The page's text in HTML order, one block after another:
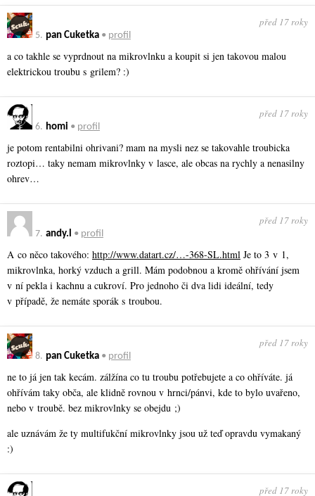
5. pan Cuketka • profil
před 17 roky
a co takhle se vyprdnout na mikrovlnku a koupit si jen takovou malou
elektrickou troubu s grilem? :)
6. homi • profil
před 17 roky
je potom rentabilni ohrivani? mam na mysli nez se takovahle troubicka
roztopi… taky nemam mikrovlnky v lasce, ale obcas na rychly a nenasilny
ohrev…
7. andy.l • profil
před 17 roky
A co něco takového: http://www.datart.cz/…-368-SL.html Je to 3 v 1,
mikrovlnka, horký vzduch a grill. Mám podobnou a kromě ohřívání jsem
v ní pekla i kachnu a cukroví. Pro jednoho či dva lidi ideální, tedy
v případě, že nemáte sporák s troubou.
8. pan Cuketka • profil
před 17 roky
ne to já jen tak kecám. zálžína co tu troubu potřebujete a co ohříváte. já
ohřívám taky obča, ale klidně rovnou v hrnci/pánvi, kde to bylo uvařeno,
nebo v troubě. bez mikrovlnky se obejdu ;)
ale uznávám že ty multifukční mikrovlnky jsou už teď opravdu vymakaný
:)
před 17 roky